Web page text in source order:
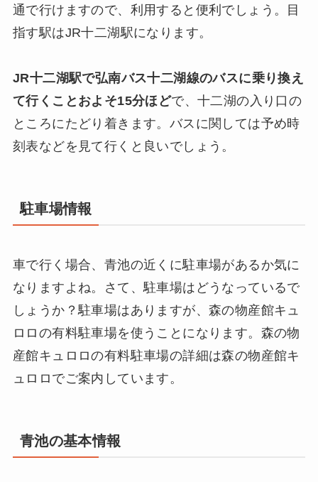
通で行けますので、利用すると便利でしょう。目
指す駅はJR十二湖駅になります。
JR十二湖駅で弘南バス十二湖線のバスに乗り換え
て行くことおよそ15分ほどで、十二湖の入り口の
ところにたどり着きます。バスに関しては予め時
刻表などを見て行くと良いでしょう。
駐車場情報
車で行く場合、青池の近くに駐車場があるか気に
なりますよね。さて、駐車場はどうなっているで
しょうか？駐車場はありますが、森の物産館キュ
ロロの有料駐車場を使うことになります。森の物
産館キュロロの有料駐車場の詳細は森の物産館キ
ュロロでご案内しています。
青池の基本情報